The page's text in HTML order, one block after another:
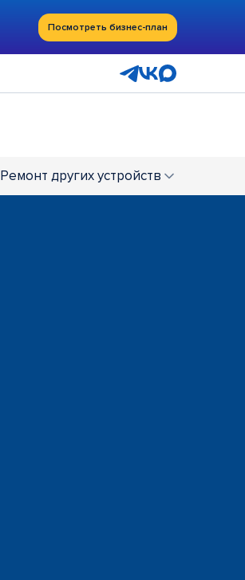
Посмотреть бизнес-план
Ремонт других устройств